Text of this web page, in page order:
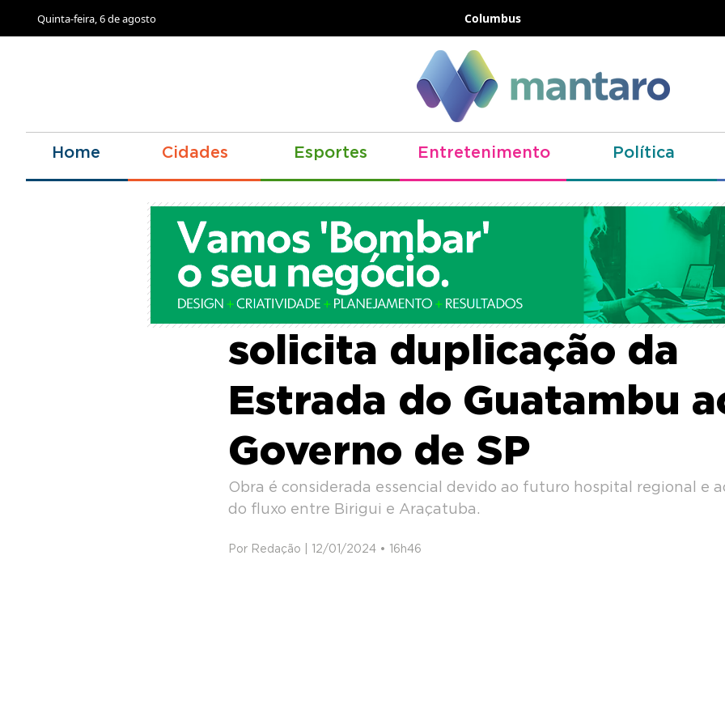
Quinta-feira, 6 de agosto Columbus
Home Cidades Esportes Entretenimento Política
Prefeitura de Birigui
solicita duplicação da
Estrada do Guatambu
Governo de SP
Obra é considerada essencial devido ao futuro hospital regional e
do fluxo entre Birigui e Araçatuba.
Por Redação | 12/01/2024 • 16h46